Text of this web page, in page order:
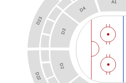
A1
D4
D3
D2
D22
D23